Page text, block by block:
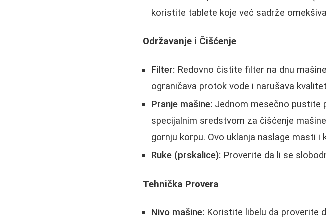
koristite tablete koje već sadrže
Održavanje i Čišćenje
Filter: Redovno čistite filter na dnu
ograničava protok vode i narušava
Pranje mašine: Jednom mesečno pustite
specijalnim sredstvom za čišćenje
gornju korpu. Ovo uklanja naslage masti i
Ruke (prskalice): Proverite da li se
Tehnička Provera
Nivo mašine: Koristite libelu da proverite